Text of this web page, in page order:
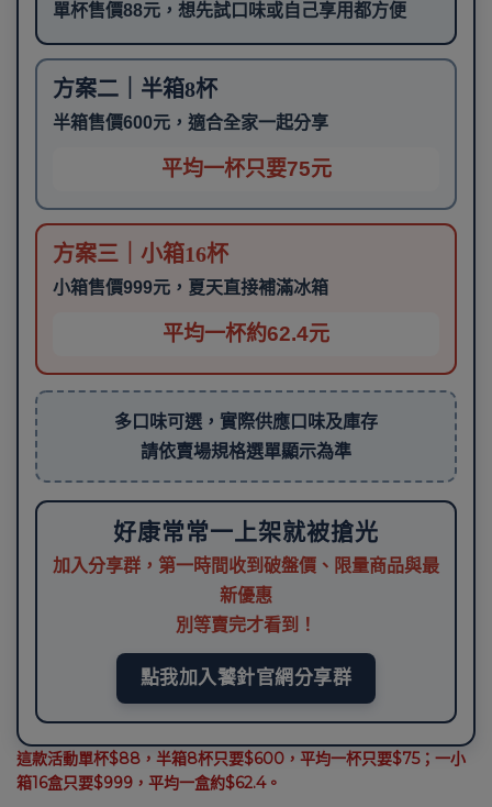
單杯售價88元，想先試口味或自己享用都方便
方案二｜半箱8杯
半箱售價600元，適合全家一起分享
平均一杯只要75元
方案三｜小箱16杯
小箱售價999元，夏天直接補滿冰箱
平均一杯約62.4元
多口味可選，實際供應口味及庫存
請依賣場規格選單顯示為準
好康常常一上架就被搶光
加入分享群，第一時間收到破盤價、限量商品與最
新優惠
別等賣完才看到！
點我加入饕針官網分享群
這款活動單杯$88，半箱8杯只要$600，平均一杯只要$75；一小
箱16盒只要$999，平均一盒約$62.4。